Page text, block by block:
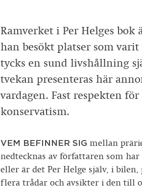
Ramverket i Per Helges
han besökt platser som
tycks en sund livshållning
tvekan presenteras här
vardagen. Fast respekten
konservatism.
VEM BEFINNER SIG mellan
nedtecknas av författaren som
eller är det Per Helge själv, i
flera trådar och avsikter i den till